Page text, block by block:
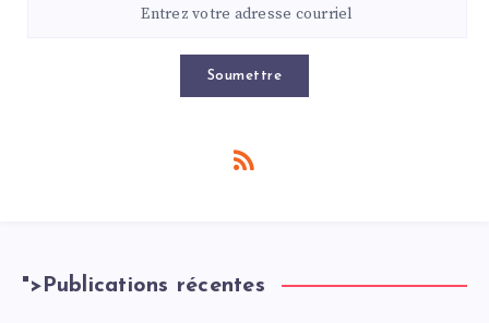
Soumettre
">Publications récentes